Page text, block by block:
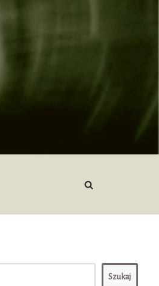
Szukaj